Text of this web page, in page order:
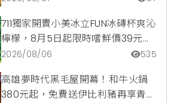
711獨家開賣小美冰立FUN冰磚杯爽沁
檸檬，8月5日起限時嚐鮮價39元特
調咖啡氣泡水超讚
2026/08/06 535
高雄夢時代黑毛屋開幕！和牛火鍋
380元起，免費送伊比利豬再享青森